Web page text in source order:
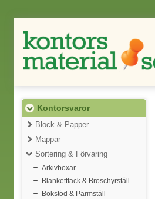
Kontorsvaror
Block & Papper
Mappar
Sortering & Förvaring
Arkivboxar
Blankettfack & Broschyrställ
Bokstöd & Pärmställ